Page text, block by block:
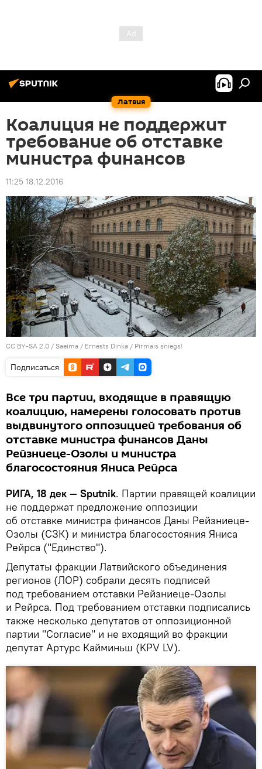
Латвия
Коалиция не поддержит
требование об отставке
министра финансов
11:25 18.12.2016
CC BY-SA 2.0 / Saeima / Ernests Dinka / Pirmais sniegs!
Подписаться
Все три партии, входящие в правящую
коалицию, намерены голосовать против
выдвинутого оппозицией требования об
отставке министра финансов Даны
Рейзниеце-Озолы и министра
благосостояния Яниса Рейрса
РИГА, 18 дек — Sputnik. Партии правящей коалиции
не поддержат предложение оппозиции
об отставке министра финансов Даны Рейзниеце-
Озолы (СЗК) и министра благосостояния Яниса
Рейрса ("Единство").
Депутаты фракции Латвийского объединения
регионов (ЛОР) собрали десять подписей
под требованием отставки Рейзниеце-Озолы
и Рейрса. Под требованием отставки подписались
также несколько депутатов от оппозиционной
партии "Согласие" и не входящий во фракции
депутат Артурс Кайминьш (KPV LV).